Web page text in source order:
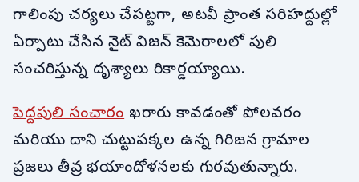
గాలింపు చర్యలు చేపట్టగా, అటవీ ప్రాంత సరిహద్దుల్లో
ఏర్పాటు చేసిన నైట్ విజన్ కెమెరాలలో పులి
సంచరిస్తున్న దృశ్యాలు రికార్డయ్యాయి.
పెద్దపులి సంచారంఖరారు కావడంతో పోలవరం
మరియు దాని చుట్టుపక్కల ఉన్న గిరిజన గ్రామాల
ప్రజలు తీవ్ర భయాందోళనలకు గురవుతున్నారు.